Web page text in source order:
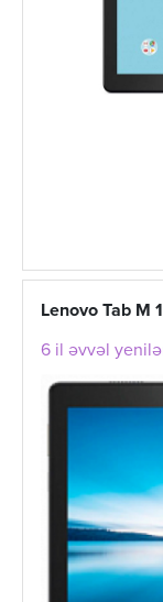
Lenovo Tab M
6 il əvvəl